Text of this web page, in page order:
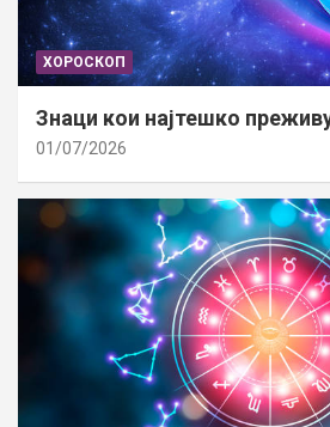
ХОРОСКОП
Знаци кои најтешко
01/07/2026